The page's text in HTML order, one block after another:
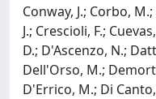
Conway, J.; Corbo,
J.; Crescioli, F.;
D.; D'Ascenzo, N.;
Dell'Orso, M.;
D'Errico, M.; Di